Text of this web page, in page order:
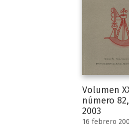
Volumen
número
2003
16 febrero